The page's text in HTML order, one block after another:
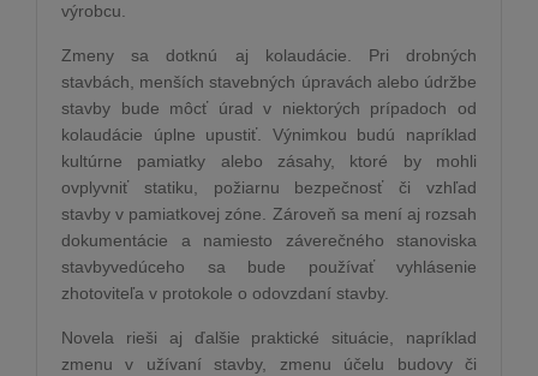
výrobcu.
Zmeny sa dotknú aj kolaudácie. Pri drobných
stavbách, menších stavebných úpravách alebo údržbe
stavby bude môcť úrad v niektorých prípadoch od
kolaudácie úplne upustiť. Výnimkou budú napríklad
kultúrne pamiatky alebo zásahy, ktoré by mohli
ovplyvniť statiku, požiarnu bezpečnosť či vzhľad
stavby v pamiatkovej zóne. Zároveň sa mení aj rozsah
dokumentácie a namiesto záverečného stanoviska
stavbyvedúceho sa bude používať vyhlásenie
zhotoviteľa v protokole o odovzdaní stavby.
Novela rieši aj ďalšie praktické situácie, napríklad
zmenu v užívaní stavby, zmenu účelu budovy či